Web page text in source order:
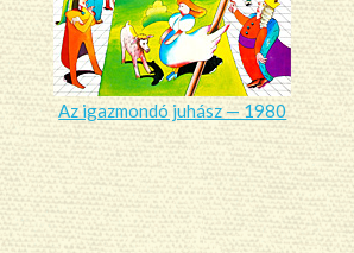
Az igazmondó juhász — 1980